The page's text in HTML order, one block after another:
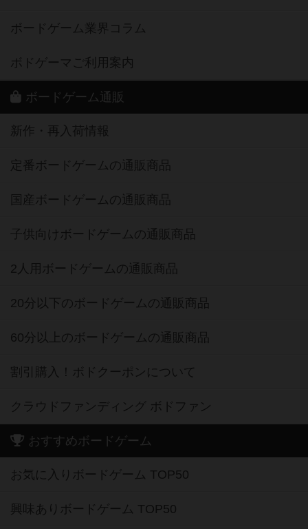
ボードゲーム業界コラム
ボドゲーマご利用案内
ボードゲーム通販
新作・再入荷情報
定番ボードゲームの通販商品
国産ボードゲームの通販商品
子供向けボードゲームの通販商品
2人用ボードゲームの通販商品
20分以下のボードゲームの通販商品
60分以上のボードゲームの通販商品
割引購入！ボドクーポンについて
クラウドファンディング ボドファン
おすすめボードゲーム
お気に入りボードゲーム TOP50
興味ありボードゲーム TOP50